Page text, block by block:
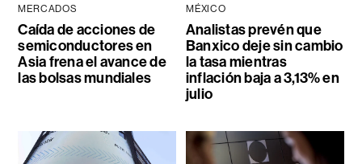
MERCADOS
Caída de acciones de
semiconductores en
Asia frena el avance de
las bolsas mundiales
MÉXICO
Analistas prevén que
Banxico deje sin cambio
la tasa mientras
inflación baja a 3,13% en
julio